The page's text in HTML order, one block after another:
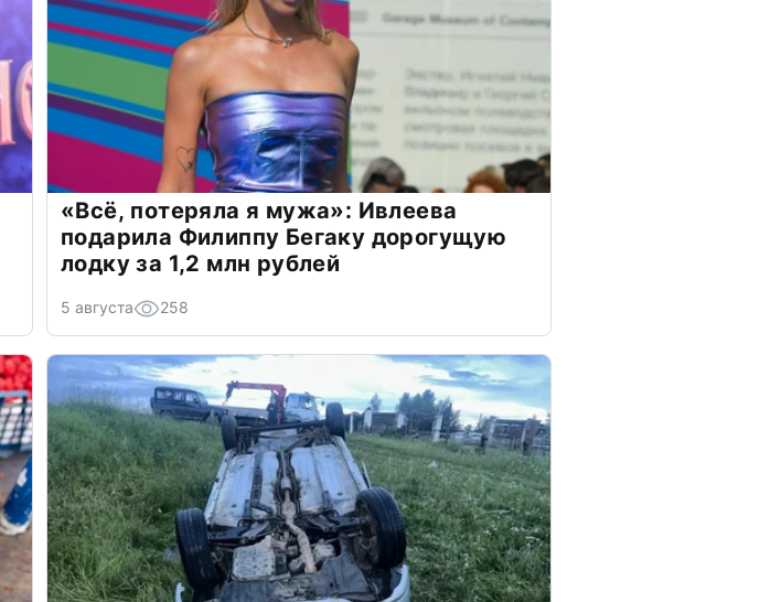
«Всё, потеряла я мужа»: Ивлеева
подарила Филиппу Бегаку дорогущую
лодку за 1,2 млн рублей
5 августа 258